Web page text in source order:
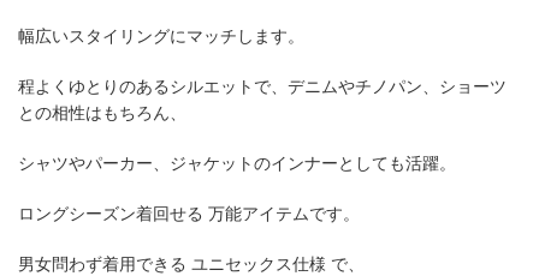
幅広いスタイリングにマッチします。
程よくゆとりのあるシルエットで、デニムやチノパン、ショーツ
との相性はもちろん、
シャツやパーカー、ジャケットのインナーとしても活躍。
ロングシーズン着回せる 万能アイテムです。
男女問わず着用できる ユニセックス仕様 で、